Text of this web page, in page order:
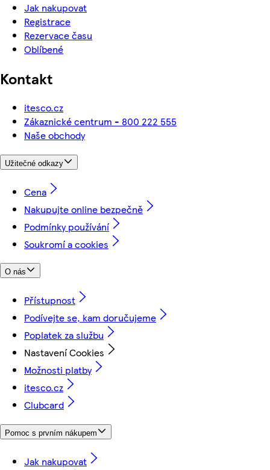
Jak nakupovat
Registrace
Rezervace času
Oblíbené
Kontakt
itesco.cz
Zákaznické centrum - 800 222 555
Naše obchody
Užitečné odkazy
Cena
Nakupujte online bezpečně
Podmínky používání
Soukromí a cookies
O nás
Přístupnost
Podívejte se, kam doručujeme
Poplatek za službu
Nastavení Cookies
Možnosti platby
itesco.cz
Clubcard
Pomoc s prvním nákupem
Jak nakupovat